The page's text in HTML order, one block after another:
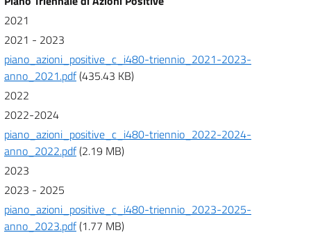
2021
2021 - 2023
piano_azioni_positive_c_i480-triennio_2021-2023-
anno_2021.pdf(435.43 KB)
2022
2022-2024
piano_azioni_positive_c_i480-triennio_2022-2024-
anno_2022.pdf(2.19 MB)
2023
2023 - 2025
piano_azioni_positive_c_i480-triennio_2023-2025-
anno_2023.pdf(1.77 MB)